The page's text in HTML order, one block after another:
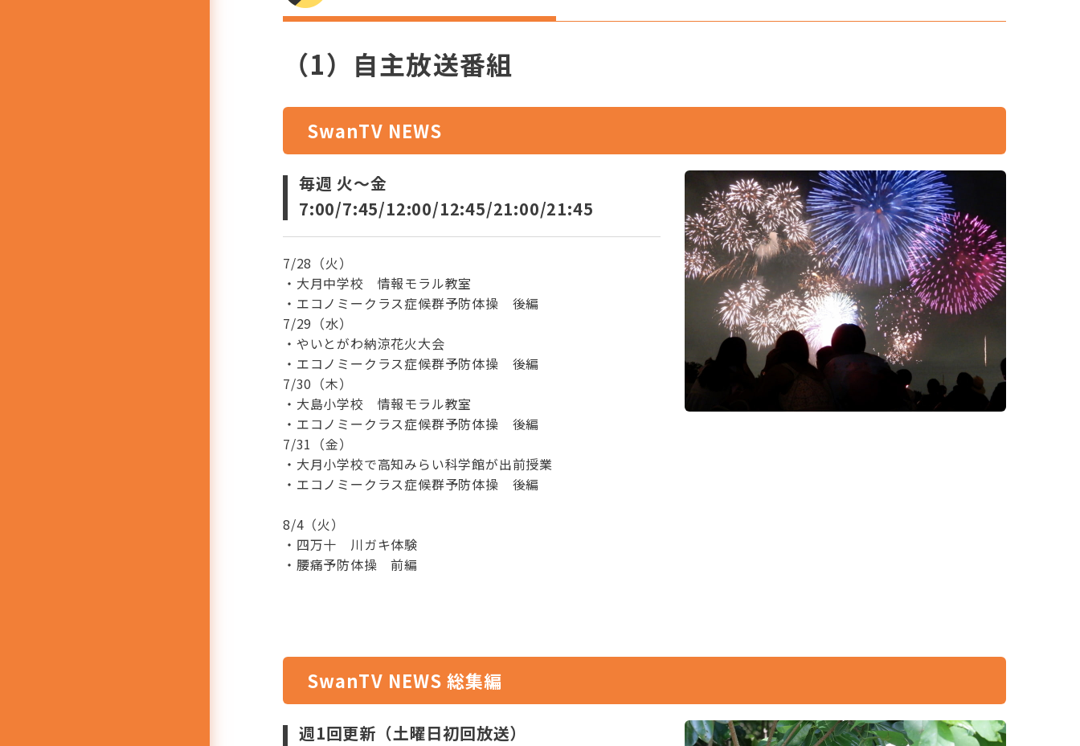
（1）自主放送番組
SwanTV NEWS
毎週 火～金
7:00/7:45/12:00/12:45/21:00/21:45
7/28（火）
・大月中学校 情報モラル教室
・エコノミークラス症候群予防体操 後編
7/29（水）
・やいとがわ納涼花火大会
・エコノミークラス症候群予防体操 後編
7/30（木）
・大島小学校 情報モラル教室
・エコノミークラス症候群予防体操 後編
7/31（金）
・大月小学校で高知みらい科学館が出前授業
・エコノミークラス症候群予防体操 後編
8/4（火）
・四万十 川ガキ体験
・腰痛予防体操 前編
SwanTV NEWS 総集編
週1回更新（土曜日初回放送）